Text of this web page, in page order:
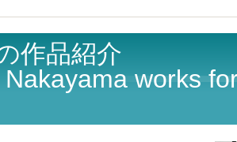
作品紹介
works